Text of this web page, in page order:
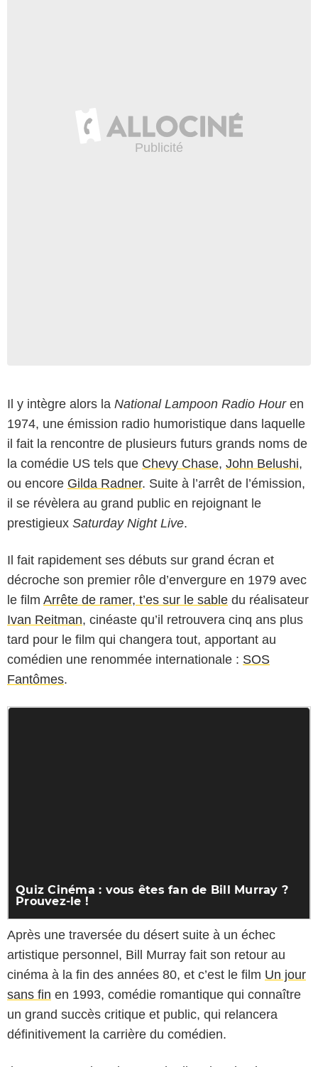
Il y intègre alors la National Lampoon Radio Houren
1974, une émission radio humoristique dans laquelle
il fait la rencontre de plusieurs futurs grands noms de
la comédie US tels que Chevy Chase, John Belushi,
ou encore Gilda Radner. Suite à l’arrêt de l’émission,
il se révèlera au grand public en rejoignant le
prestigieux Saturday Night Live.
Il fait rapidement ses débuts sur grand écran et
décroche son premier rôle d’envergure en 1979 avec
le film Arrête de ramer, t’es sur le sable du réalisateur
Ivan Reitman, cinéaste qu’il retrouvera cinq ans plus
tard pour le film qui changera tout, apportant au
comédien une renommée internationale : SOS
Fantômes.
Après une traversée du désert suite à un échec
artistique personnel, Bill Murray fait son retour au
cinéma à la fin des années 80, et c’est le film Un jour
sans fin en 1993, comédie romantique qui connaître
un grand succès critique et public, qui relancera
définitivement la carrière du comédien.